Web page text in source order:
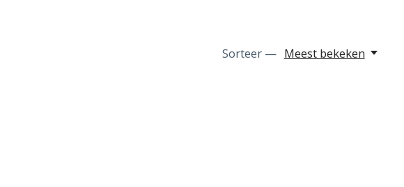
Sorteer — Meest bekeken